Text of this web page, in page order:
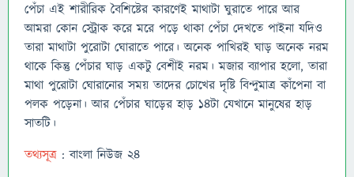
পেঁচা এই শারীরিক বৈশিষ্টের কারণেই মাথাটা ঘুরাতে পারে আর
আমরা কোন স্ট্রোক করে মরে পড়ে থাকা পেঁচা দেখতে পাইনা যদিও
তারা মাথাটা পুরোটা ঘোরাতে পারে। অনেক পাখিরই ঘাড় অনেক নরম
থাকে কিন্তু পেঁচার ঘাড় একটু বেশীই নরম। মজার ব্যাপার হলো, তারা
মাথা পুরোটা ঘোরানোর সময় তাদের চোখের দৃষ্টি বিন্দুমাত্র কাঁপেনা বা
পলক পড়েনা। আর পেঁচার ঘাড়ের হাড় ১৪টা যেখানে মানুষের হাড়
সাতটি।
তথ্যসূত্র : বাংলা নিউজ ২৪